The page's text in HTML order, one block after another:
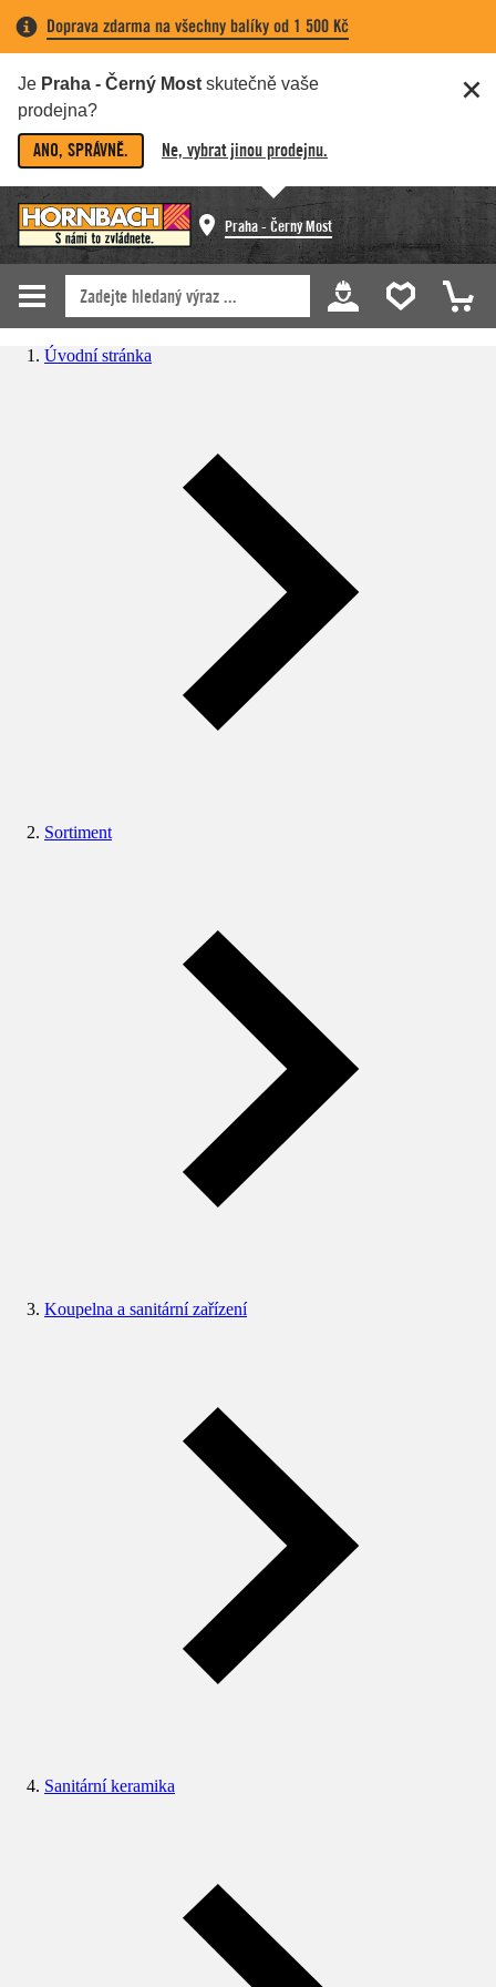
Doprava zdarma na všechny balíky od 1 500 Kč
Je Praha - Černý Most skutečně vaše
prodejna?
ANO, SPRÁVNĚ. Ne, vybrat jinou prodejnu.
Praha - Černý Most
Úvodní stránka
Sortiment
Koupelna a sanitární zařízení
Sanitární keramika